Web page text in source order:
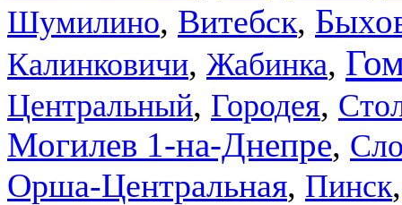
Шумилино, Витебск,
Калинковичи, Жабинка,
Центральный, Городея,
Могилев 1-на-Днепре,
Орша-Центральная, Пинск